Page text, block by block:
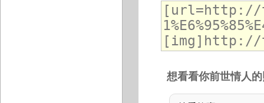
想看看你前世情人